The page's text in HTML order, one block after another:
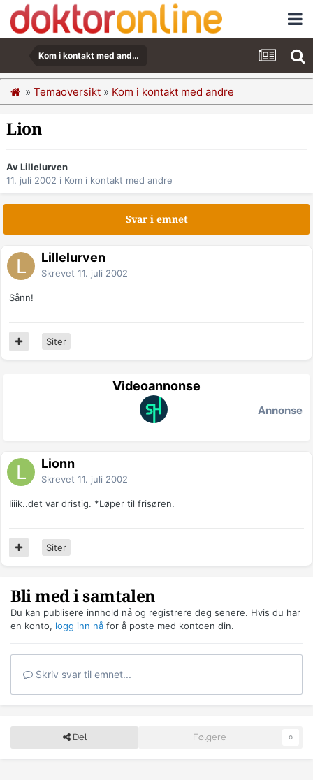
Kom i kontakt med andre
» Temaoversikt » Kom i kontakt med andre
Lion
Av Lillelurven
11. juli 2002 i Kom i kontakt med andre
Svar i emnet
Lillelurven
Skrevet 11. juli 2002
Sånn!
Siter
Videoannonse
Annonse
Lionn
Skrevet 11. juli 2002
Iiiik..det var dristig. *Løper til frisøren.
Siter
Bli med i samtalen
Du kan publisere innhold nå og registrere deg senere. Hvis du har
en konto, logg inn nå for å poste med kontoen din.
Skriv svar til emnet...
Del Følgere 0